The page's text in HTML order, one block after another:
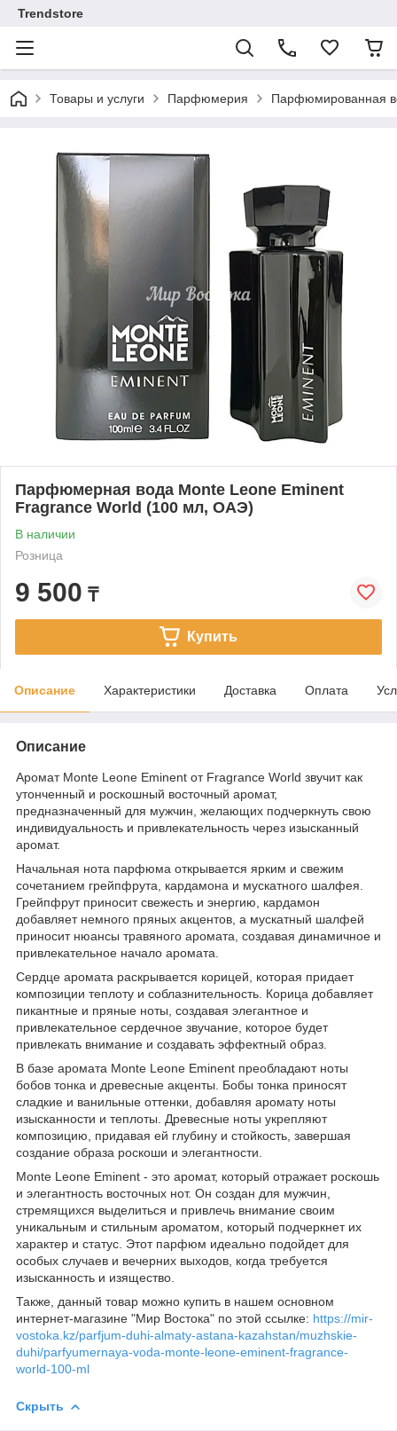
Trendstore
Товары и услуги Парфюмерия Парфюмированная
Парфюмерная вода Monte Leone Eminent
Fragrance World (100 мл, ОАЭ)
В наличии
Розница
9 500 ₸
Купить
Описание Характеристики Доставка Оплата
Описание
Аромат Monte Leone Eminent от Fragrance World звучит как
утонченный и роскошный восточный аромат,
предназначенный для мужчин, желающих подчеркнуть свою
индивидуальность и привлекательность через изысканный
аромат.
Начальная нота парфюма открывается ярким и свежим
сочетанием грейпфрута, кардамона и мускатного шалфея.
Грейпфрут приносит свежесть и энергию, кардамон
добавляет немного пряных акцентов, а мускатный шалфей
приносит нюансы травяного аромата, создавая динамичное и
привлекательное начало аромата.
Сердце аромата раскрывается корицей, которая придает
композиции теплоту и соблазнительность. Корица добавляет
пикантные и пряные ноты, создавая элегантное и
привлекательное сердечное звучание, которое будет
привлекать внимание и создавать эффектный образ.
В базе аромата Monte Leone Eminent преобладают ноты
бобов тонка и древесные акценты. Бобы тонка приносят
сладкие и ванильные оттенки, добавляя аромату ноты
изысканности и теплоты. Древесные ноты укрепляют
композицию, придавая ей глубину и стойкость, завершая
создание образа роскоши и элегантности.
Monte Leone Eminent - это аромат, который отражает роскошь
и элегантность восточных нот. Он создан для мужчин,
стремящихся выделиться и привлечь внимание своим
уникальным и стильным ароматом, который подчеркнет их
характер и статус. Этот парфюм идеально подойдет для
особых случаев и вечерних выходов, когда требуется
изысканность и изящество.
Также, данный товар можно купить в нашем основном
интернет-магазине "Мир Востока" по этой ссылке: https://mir-
vostoka.kz/parfjum-duhi-almaty-astana-kazahstan/muzhskie-
duhi/parfyumernaya-voda-monte-leone-eminent-fragrance-
world-100-ml
Скрыть